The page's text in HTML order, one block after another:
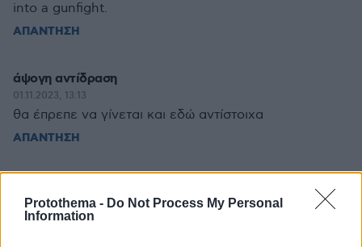
Protothema - Do Not Process My Personal
Information
into a gunfight.
ΑΠΑΝΤΗΣΗ
άψογη αντίδραση
01.11.2023, 13:13
θα έπρεπε να γίνεται και εδώ αντίστοιχα
ΑΠΑΝΤΗΣΗ
01.11.2023, 12:50
αλλά και το γεγονός ότι οι λευκοί τους πήραν από